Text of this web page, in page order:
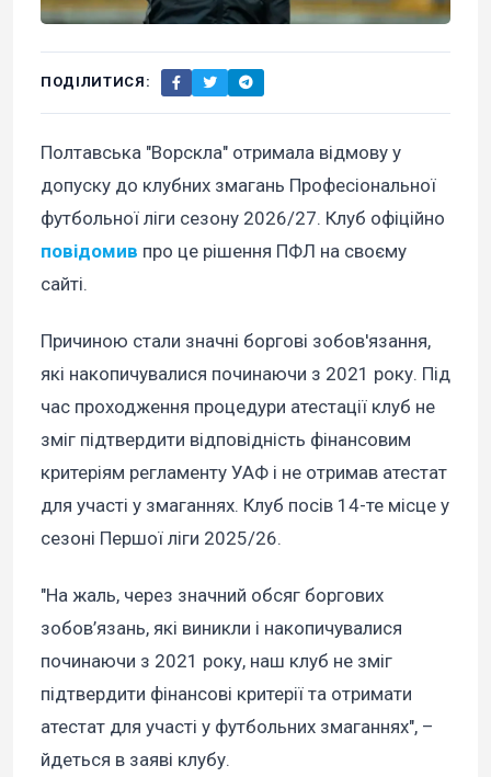
ПОДІЛИТИСЯ:
Полтавська "Ворскла" отримала відмову у
допуску до клубних змагань Професіональної
футбольної ліги сезону 2026/27. Клуб офіційно
повідомив про це рішення ПФЛ на своєму
сайті.
Причиною стали значні боргові зобов'язання,
які накопичувалися починаючи з 2021 року. Під
час проходження процедури атестації клуб не
зміг підтвердити відповідність фінансовим
критеріям регламенту УАФ і не отримав атестат
для участі у змаганнях. Клуб посів 14-те місце у
сезоні Першої ліги 2025/26.
"На жаль, через значний обсяг боргових
зобов’язань, які виникли і накопичувалися
починаючи з 2021 року, наш клуб не зміг
підтвердити фінансові критерії та отримати
атестат для участі у футбольних змаганнях", –
йдеться в заяві клубу.